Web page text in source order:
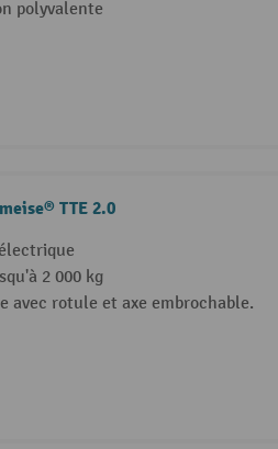
polyvalente
TTE 2.0
2 000 kg
avec rotule et axe embrochable.